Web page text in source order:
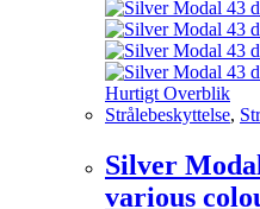
Hurtigt Overblik
Strålebeskyttelse,
Silver
various